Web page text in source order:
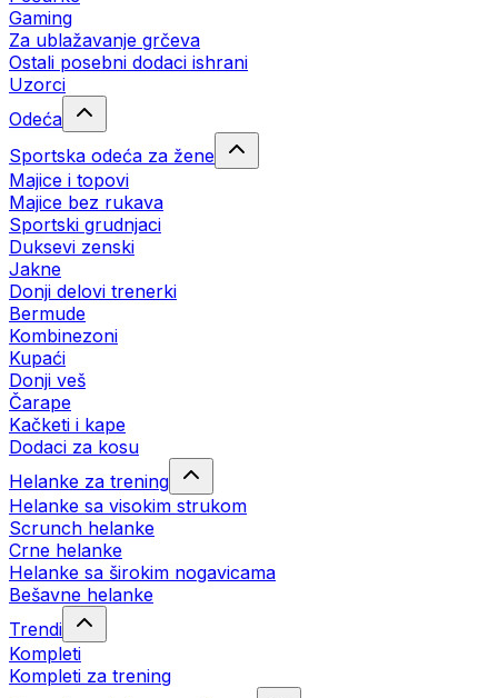
Gaming
Za ublažavanje grčeva
Ostali posebni dodaci ishrani
Uzorci
Odeća
Sportska odeća za žene
Majice i topovi
Majice bez rukava
Sportski grudnjaci
Duksevi zenski
Jakne
Donji delovi trenerki
Bermude
Kombinezoni
Kupaći
Donji veš
Čarape
Kačketi i kape
Dodaci za kosu
Helanke za trening
Helanke sa visokim strukom
Scrunch helanke
Crne helanke
Helanke sa širokim nogavicama
Bešavne helanke
Trendi
Kompleti
Kompleti za trening